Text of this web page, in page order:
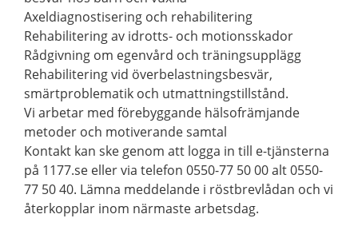
Axeldiagnostisering och rehabilitering
Rehabilitering av idrotts- och motionsskador
Rådgivning om egenvård och träningsupplägg
Rehabilitering vid överbelastningsbesvär,
smärtproblematik och utmattningstillstånd.
Vi arbetar med förebyggande hälsofrämjande
metoder och motiverande samtal
Kontakt kan ske genom att logga in till e-tjänsterna
på 1177.se eller via telefon 0550-77 50 00 alt 0550-
77 50 40. Lämna meddelande i röstbrevlådan och vi
återkopplar inom närmaste arbetsdag.